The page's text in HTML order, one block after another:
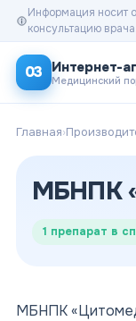
Информация носит
консультацию врача.
03 Интернет-
Медицинский
Главная›
МБНПК
1 препарат в
МБНПК